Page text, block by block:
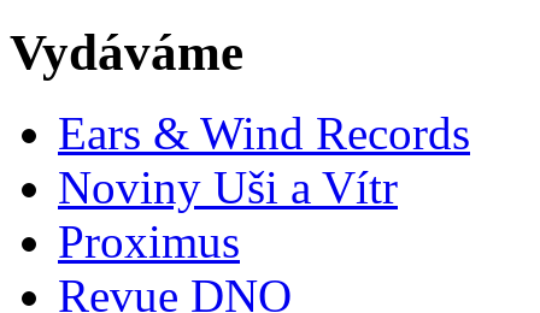
Vydáváme
Ears & Wind Records
Noviny Uši a Vítr
Proximus
Revue DNO